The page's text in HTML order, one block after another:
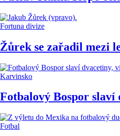
Fortuna divize
Žůrek se zařadil mezi
Karvinsko
Fotbalový Bospor slaví
Fotbal